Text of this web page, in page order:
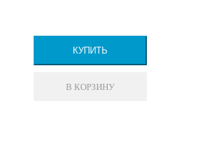
КУПИТЬ
В КОРЗИНУ